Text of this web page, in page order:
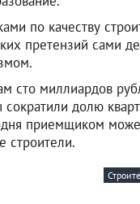
по качеству
претензий сами
сто миллиардов
долю
приемщиком
строители.